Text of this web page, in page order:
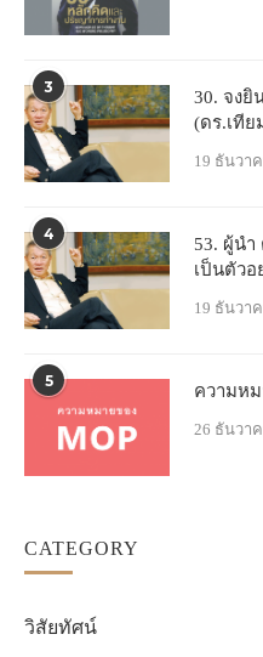
3
30. จงยิ
(ดร.เที
19 ธันวา
4
53. ผู้นำ
เป็นตัวอ
19 ธันวา
5
ความหม
26 ธันวา
CATEGORY
วิสัยทัศน์